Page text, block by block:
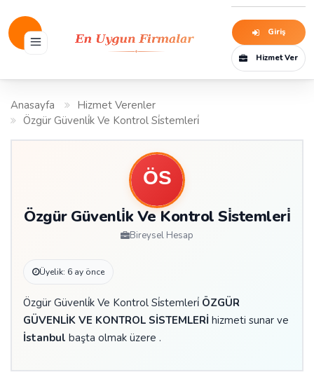
Giriş
Hizmet Ver
Anasayfa
Hizmet Verenler
Özgür Güvenli̇k Ve Kontrol Si̇stemleri̇
Özgür Güvenli̇k Ve Kontrol Si̇stemleri̇
Bireysel Hesap
Üyelik: 6 ay önce
Özgür Güvenli̇k Ve Kontrol Si̇stemleri̇ ÖZGÜR
GÜVENLİK VE KONTROL SİSTEMLERİ hizmeti sunar ve
İstanbul başta olmak üzere .